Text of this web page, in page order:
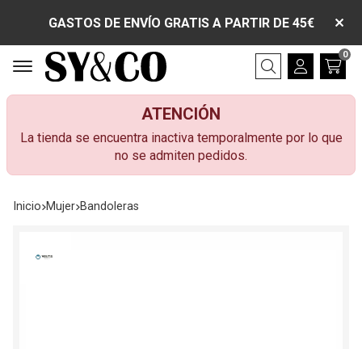
GASTOS DE ENVÍO GRATIS A PARTIR DE 45€
Buscar
0
ATENCIÓN
La tienda se encuentra inactiva temporalmente por lo que
no se admiten pedidos.
Inicio mujer bandoleras